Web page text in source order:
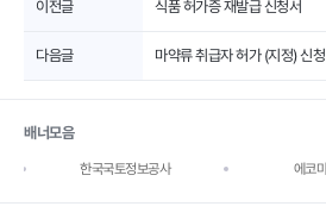
이전글 식품 허가증 재발급 신청서
다음글 마약류 취급자 허가 (지정) 신
배너모음
한국국토정보공사 에코